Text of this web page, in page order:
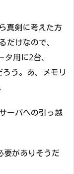
真剣に考えた方
だけなので、
用に2台、
う。あ、メモリ
ーバへの引っ越
要がありそうだ